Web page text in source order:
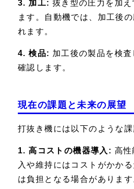
3. 加工: 抜き型の圧力を加え
ます。自動機では、加工後
れます。
4. 検品: 加工後の製品を検
確認します。
現在の課題と未来の展望
打抜き機には以下のような課
1. 高コストの機器導入: 高性
入や維持にはコストがかか
は負担となる場合があります